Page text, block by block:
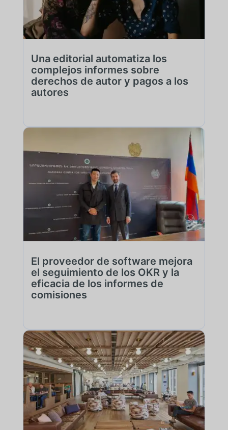
El proveedor de software mejora
el seguimiento de los OKR y la
eficacia de los informes de
comisiones
Una editorial automatiza los
complejos informes sobre
derechos de autor y pagos a los
autores